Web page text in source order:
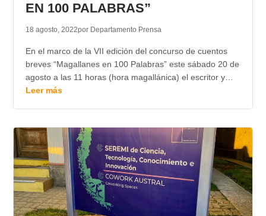
EN 100 PALABRAS”
18 agosto, 2022por Departamento Prensa
En el marco de la VII edición del concurso de cuentos
breves “Magallanes en 100 Palabras” este sábado 20 de
agosto a las 11 horas (hora magallánica) el escritor y…
Leer más